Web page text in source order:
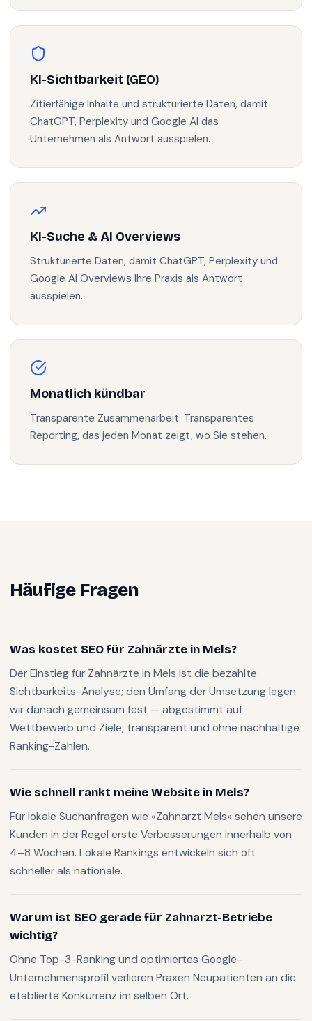
KI-Sichtbarkeit (GEO)
Zitierfähige Inhalte und strukturierte Daten, damit
ChatGPT, Perplexity und Google AI das
Unternehmen als Antwort ausspielen.
KI-Suche & AI Overviews
Strukturierte Daten, damit ChatGPT, Perplexity und
Google AI Overviews Ihre Praxis als Antwort
ausspielen.
Monatlich kündbar
Transparente Zusammenarbeit. Transparentes
Reporting, das jeden Monat zeigt, wo Sie stehen.
Häufige Fragen
Was kostet SEO für Zahnärzte in Mels?
Der Einstieg für Zahnärzte in Mels ist die bezahlte
Sichtbarkeits-Analyse; den Umfang der Umsetzung legen
wir danach gemeinsam fest — abgestimmt auf
Wettbewerb und Ziele, transparent und ohne nachhaltige
Ranking-Zahlen.
Wie schnell rankt meine Website in Mels?
Für lokale Suchanfragen wie «Zahnarzt Mels» sehen unsere
Kunden in der Regel erste Verbesserungen innerhalb von
4–8 Wochen. Lokale Rankings entwickeln sich oft
schneller als nationale.
Warum ist SEO gerade für Zahnarzt-Betriebe
wichtig?
Ohne Top-3-Ranking und optimiertes Google-
Unternehmensprofil verlieren Praxen Neupatienten an die
etablierte Konkurrenz im selben Ort.